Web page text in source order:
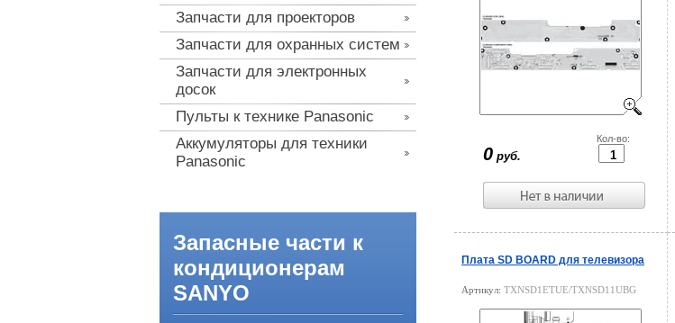
Запчасти для проекторов
Запчасти для охранных систем
Запчасти для электронных
досок
Пульты к технике Panasonic
Аккумуляторы для техники
Panasonic
Запасные части к
кондиционерам
SANYO
0 руб.
Кол-во:
Плата SD BOARD для телевизора
Артикул: TXNSD1ETUE/TXNSD11UBG